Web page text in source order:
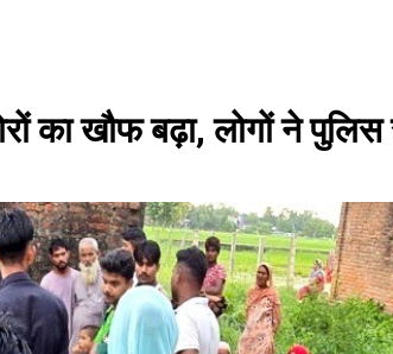
का खौफ बढ़ा, लोगों ने पुलिस